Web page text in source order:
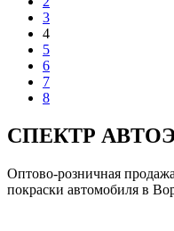
3
4
5
6
7
8
СПЕКТР
Оптово-розничная
покраски автомобиля в